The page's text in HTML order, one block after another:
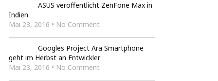
ASUS veröffentlicht ZenFone Max in
Indien
Mai 23, 2016 • No Comment
Googles Project Ara Smartphone
geht im Herbst an Entwickler
Mai 23, 2016 • No Comment